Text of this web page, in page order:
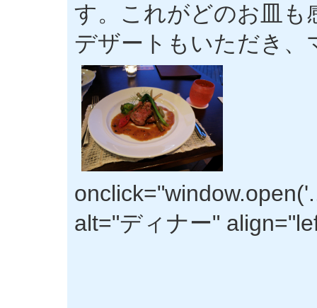
す。これがどのお皿も
デザートもいただき、
alt="ディナー"